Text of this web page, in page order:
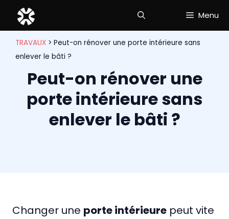
contenu
Menu
TRAVAUX > Peut-on rénover une porte intérieure sans
enlever le bâti ?
Peut-on rénover une
porte intérieure sans
enlever le bâti ?
Changer une porte intérieure peut vite